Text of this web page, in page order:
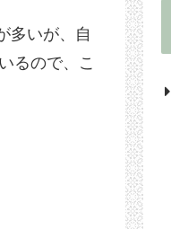
多いが、自
るので、こ